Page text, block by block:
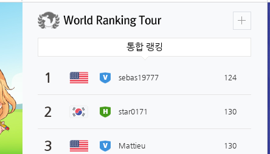
통합 랭킹
1 ebas19777 124
2 tar0171 130
3 Mattieu 130